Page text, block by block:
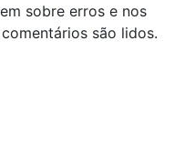
sobre erros e nos
são lidos.